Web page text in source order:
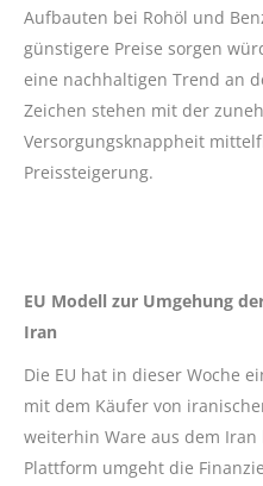
Aufbauten bei Rohöl und
günstigere Preise sorgen
eine nachhaltigen Trend an
Zeichen stehen mit der
Versorgungsknappheit
Preissteigerung.
EU Modell zur Umgehung
Iran
Die EU hat in dieser Woche
mit dem Käufer von
weiterhin Ware aus dem Iran
Plattform umgeht die